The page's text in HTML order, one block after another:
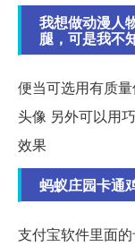
我想做动漫人
腿，可是我不
便当可选用有质
头像 另外可以用
效果
蚂蚁庄园卡通
支付宝软件里面